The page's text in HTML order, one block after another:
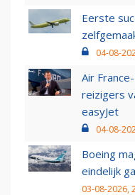
Eerste
04-08-
Air
reizigers
easyJet
04-08-
Boeing
eindelijk
03-08-2026,